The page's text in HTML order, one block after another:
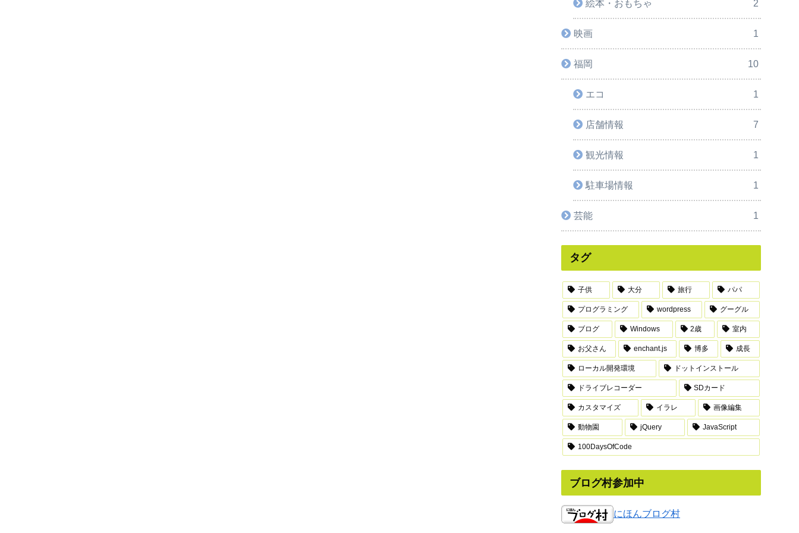
絵本・おもちゃ 2
映画 1
福岡 10
エコ 1
店舗情報 7
観光情報 1
駐車場情報 1
芸能 1
タグ
子供 大分 旅行 パパ
プログラミング wordpress グーグル
ブログ Windows 2歳 室内
お父さん enchant.js 博多 成長
ローカル開発環境 ドットインストール
ドライブレコーダー SDカード
カスタマイズ イラレ 画像編集
動物園 jQuery JavaScript
100DaysOfCode
ブログ村参加中
にほんブログ村